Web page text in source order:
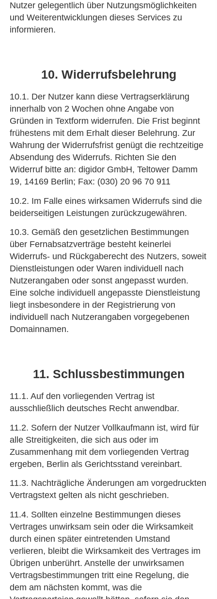
Nutzer gelegentlich über Nutzungsmöglichkeiten
und Weiterentwicklungen dieses Services zu
informieren.
10. Widerrufsbelehrung
10.1. Der Nutzer kann diese Vertragserklärung
innerhalb von 2 Wochen ohne Angabe von
Gründen in Textform widerrufen. Die Frist beginnt
frühestens mit dem Erhalt dieser Belehrung. Zur
Wahrung der Widerrufsfrist genügt die rechtzeitige
Absendung des Widerrufs. Richten Sie den
Widerruf bitte an: digidor GmbH, Teltower Damm
19, 14169 Berlin; Fax: (030) 20 96 70 911
10.2. Im Falle eines wirksamen Widerrufs sind die
beiderseitigen Leistungen zurückzugewähren.
10.3. Gemäß den gesetzlichen Bestimmungen
über Fernabsatzverträge besteht keinerlei
Widerrufs- und Rückgaberecht des Nutzers, soweit
Dienstleistungen oder Waren individuell nach
Nutzerangaben oder sonst angepasst wurden.
Eine solche individuell angepasste Dienstleistung
liegt insbesondere in der Registrierung von
individuell nach Nutzerangaben vorgegebenen
Domainnamen.
11. Schlussbestimmungen
11.1. Auf den vorliegenden Vertrag ist
ausschließlich deutsches Recht anwendbar.
11.2. Sofern der Nutzer Vollkaufmann ist, wird für
alle Streitigkeiten, die sich aus oder im
Zusammenhang mit dem vorliegenden Vertrag
ergeben, Berlin als Gerichtsstand vereinbart.
11.3. Nachträgliche Änderungen am vorgedruckten
Vertragstext gelten als nicht geschrieben.
11.4. Sollten einzelne Bestimmungen dieses
Vertrages unwirksam sein oder die Wirksamkeit
durch einen später eintretenden Umstand
verlieren, bleibt die Wirksamkeit des Vertrages im
Übrigen unberührt. Anstelle der unwirksamen
Vertragsbestimmungen tritt eine Regelung, die
dem am nächsten kommt, was die